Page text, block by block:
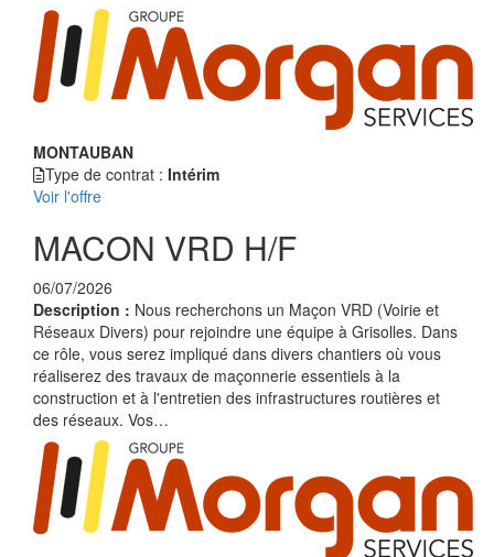
MONTAUBAN
Type de contrat : Intérim
Voir l'offre
MACON VRD H/F
06/07/2026
Description : Nous recherchons un Maçon VRD (Voirie et
Réseaux Divers) pour rejoindre une équipe à Grisolles. Dans
ce rôle, vous serez impliqué dans divers chantiers où vous
réaliserez des travaux de maçonnerie essentiels à la
construction et à l'entretien des infrastructures routières et
des réseaux. Vos…